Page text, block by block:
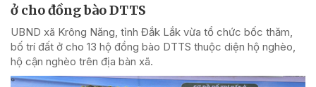
ở cho đồng bào DTTS
UBND xã Krông Năng, tỉnh Đắk Lắk vừa tổ chức bốc thăm,
bố trí đất ở cho 13 hộ đồng bào DTTS thuộc diện hộ nghèo,
hộ cận nghèo trên địa bàn xã.